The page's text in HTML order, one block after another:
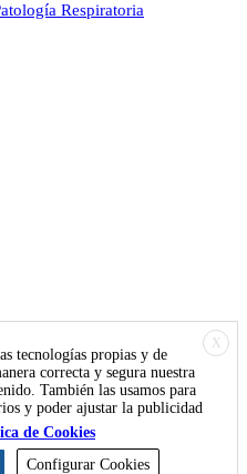
Respiratoria
X
tecnologías propias y de
correcta y segura nuestra
También las usamos para
y poder ajustar la publicidad
de Cookies
Configurar Cookies